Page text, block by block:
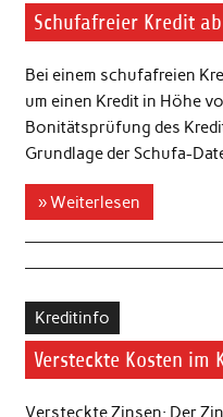
Schufafreier Kredit ab
Bei einem schufafreien
um einen Kredit in Höhe
Bonitätsprüfung des
Grundlage der Schufa-
» Weiterlesen
Kreditinfo
Versteckte Kosten im
Versteckte Zinsen: Der